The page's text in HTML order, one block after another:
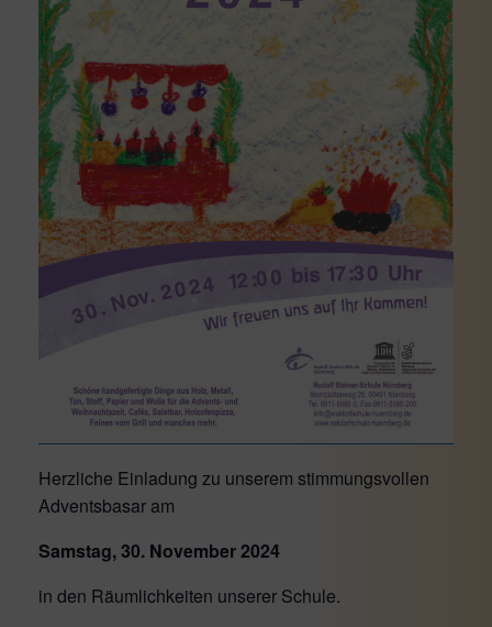
Herzliche Einladung zu unserem stimmungsvollen
Adventsbasar am
Samstag, 30. November 2024
in den Räumlichkeiten unserer Schule.